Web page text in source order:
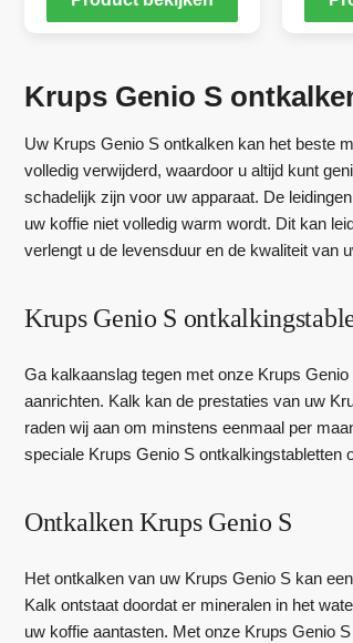
Krups Genio S
Uw Krups Genio S ontkalken kan het beste
volledig verwijderd, waardoor u altijd kunt
schadelijk zijn voor uw apparaat. De
uw koffie niet volledig warm wordt. Dit kan
verlengt u de levensduur en de kwaliteit van
Krups Genio S
Ga kalkaanslag tegen met onze Krups
aanrichten. Kalk kan de prestaties van uw
raden wij aan om minstens eenmaal per
speciale Krups Genio S ontkalkingstabletten
Ontkalken Krups Genio S
Het ontkalken van uw Krups Genio S kan
Kalk ontstaat doordat er mineralen in het
uw koffie aantasten. Met onze Krups Genio